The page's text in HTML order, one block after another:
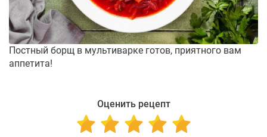
Постный борщ в мультиварке готов, приятного вам
аппетита!
Оценить рецепт